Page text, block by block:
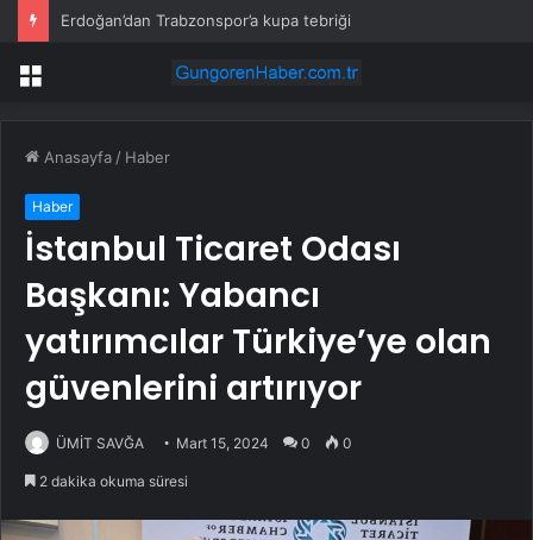
Erdoğan’dan Trabzonspor’a kupa tebriği
Menü
Anasayfa / Haber
Haber
İstanbul Ticaret Odası
Başkanı: Yabancı
yatırımcılar Türkiye’ye olan
güvenlerini artırıyor
ÜMİT SAVĞA Mart 15, 2024 0 0
2 dakika okuma süresi